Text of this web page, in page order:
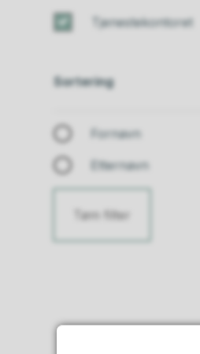
Tjenestekontoret
Sortering
Fornavn
Etternavn
Tøm filter